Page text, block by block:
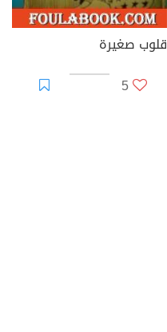
قلوب صغيرة
5